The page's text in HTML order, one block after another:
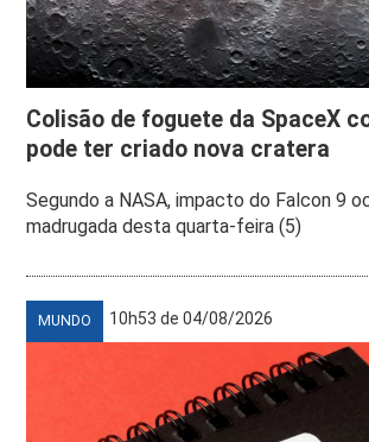
Colisão de foguete da SpaceX
pode ter criado nova cratera
Segundo a NASA, impacto do Falcon 9
madrugada desta quarta-feira (5)
MUNDO 10h53 de 04/08/2026